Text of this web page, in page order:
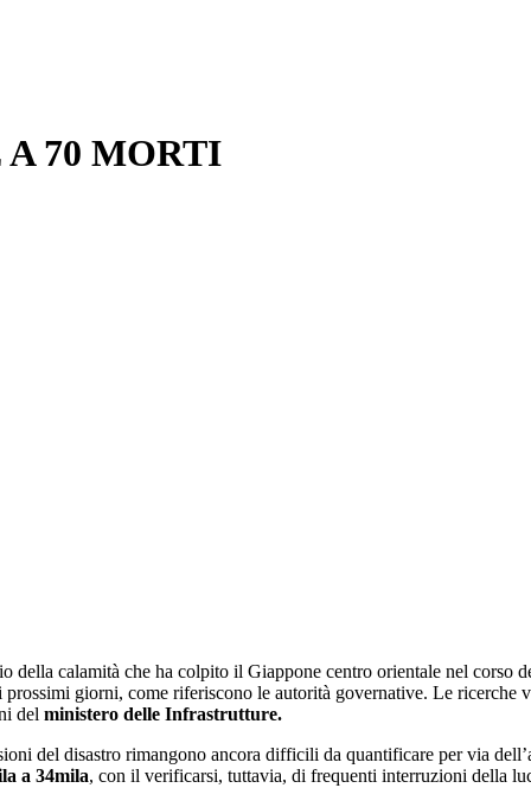
70 MORTI
della calamità che ha colpito il Giappone centro orientale nel corso
giorni, come riferiscono le autorità governative. Le ricerche
del ministero delle Infrastrutture.
del disastro rimangono ancora difficili da quantificare per via
a 34mila, con il verificarsi, tuttavia, di frequenti interruzioni della